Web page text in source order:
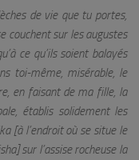
de vie que tu portes,
couchent sur les augustes
ce qu’ils soient balayés
toi-même, misérable, le
en faisant de ma fille, la
établis solidement les
[à l’endroit où se situe le
sur l’assise rocheuse la